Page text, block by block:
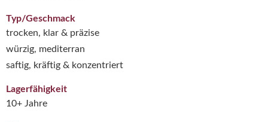
Typ/Geschmack
trocken, klar & präzise
würzig, mediterran
saftig, kräftig & konzentriert
Lagerfähigkeit
10+ Jahre